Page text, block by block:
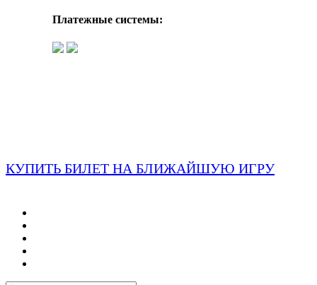
Платежные системы:
КУПИТЬ БИЛЕТ НА БЛИЖАЙШУЮ ИГРУ